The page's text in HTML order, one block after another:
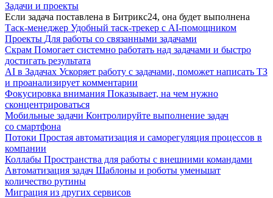
Задачи и проекты
Если задача поставлена в Битрикс24, она будет выполнена
Таск-менеджер Удобный таск-трекер с AI-помощником
Проекты Для работы со связанными задачами
Скрам Помогает системно работать над задачами и быстро
достигать результата
AI в Задачах Ускоряет работу с задачами, поможет написать ТЗ
и проанализирует комментарии
Фокусировка внимания Показывает, на чем нужно
сконцентрироваться
Мобильные задачи Контролируйте выполнение задач
со смартфона
Потоки Простая автоматизация и саморегуляция процессов в
компании
Коллабы Пространства для работы с внешними командами
Автоматизация задач Шаблоны и роботы уменьшат
количество рутины
Миграция из других сервисов